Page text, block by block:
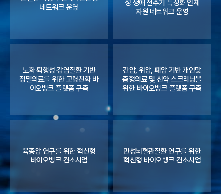
네트워크 운영
성 생애 전주기 특성화 인체
자원 네트워크 운영
노화·퇴행성·감염질환 기반
정밀의료를 위한 고령친화 바
이오뱅크 플랫폼 구축
간암, 위암, 폐암 기반 개인맞
춤형의료 및 신약 스크리닝을
위한 바이오뱅크 플랫폼 구축
육종암 연구를 위한 혁신형
바이오뱅크 컨소시엄
만성뇌혈관질환 연구를 위한
혁신형 바이오뱅크 컨소시엄